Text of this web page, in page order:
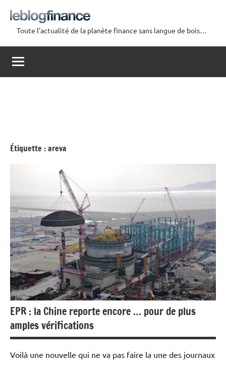
contenu
Le
Blog
Finance
Toute l'actualité de la planète finance sans langue de bois…
Étiquette :areva
EPR : la Chine reporte encore … pour de plus
amples vérifications
Voilà une nouvelle qui ne va pas faire la une des journaux